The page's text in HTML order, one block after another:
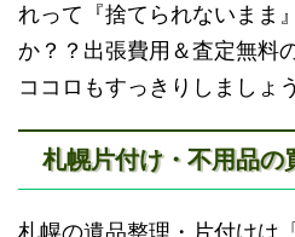
れって『捨てられないまま
か？？出張費用＆査定無料
ココロもすっきりしましょ
札幌片付け・不用品の
札幌の遺品整理・片付けは「